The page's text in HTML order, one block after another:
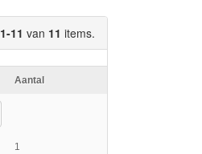
1-11 van 11 items.
Aantal
1